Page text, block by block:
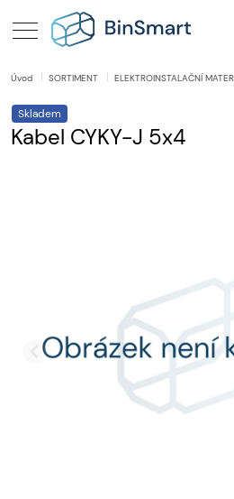
Úvod SORTIMENT ELEKTROINSTALAČNÍ
Skladem
Kabel CYKY-J 5x4